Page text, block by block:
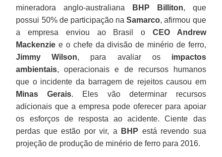
mineradora anglo-australiana
BHP Billiton, que
possui 50% de participação naSamarco, afirmou que
a empresa enviou ao Brasil o CEO Andrew
Mackenzie e o chefe da divisão de minério de ferro,
Jimmy Wilson, para avaliar os impactos
ambientais, operacionais e de recursos humanos
que o incidente da barragem de rejeitos causou em
Minas Gerais. Eles vão determinar recursos
adicionais que a empresa pode oferecer para apoiar
os esforços de resposta ao acidente. Ciente das
perdas que estão por vir, a
BHP está revendo sua
projeção de produção de minério de ferro para 2016.